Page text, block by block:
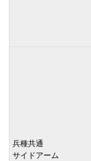
兵種共通
サイドアーム